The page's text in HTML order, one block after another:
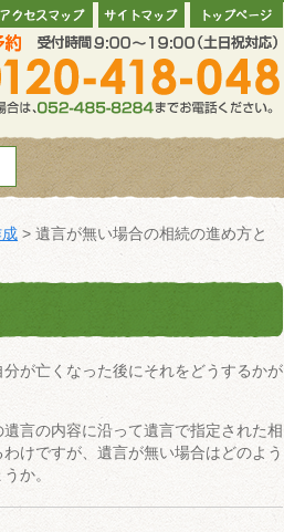
> 遺言が無い場合の相続の進め方と
が亡くなった後にそれをどうするかが
言の内容に沿って遺言で指定された相
けですが、遺言が無い場合はどのよう
か。